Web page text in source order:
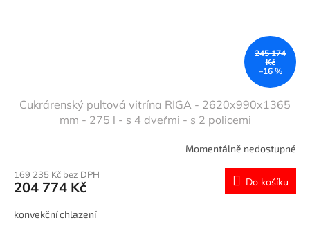
245 174
Kč
–16 %
Cukrárenský pultová vitrína RIGA - 2620x990x1365
mm - 275 l - s 4 dveřmi - s 2 policemi
Momentálně nedostupné
169 235 Kč bez DPH
204 774 Kč Do košíku
konvekční chlazení